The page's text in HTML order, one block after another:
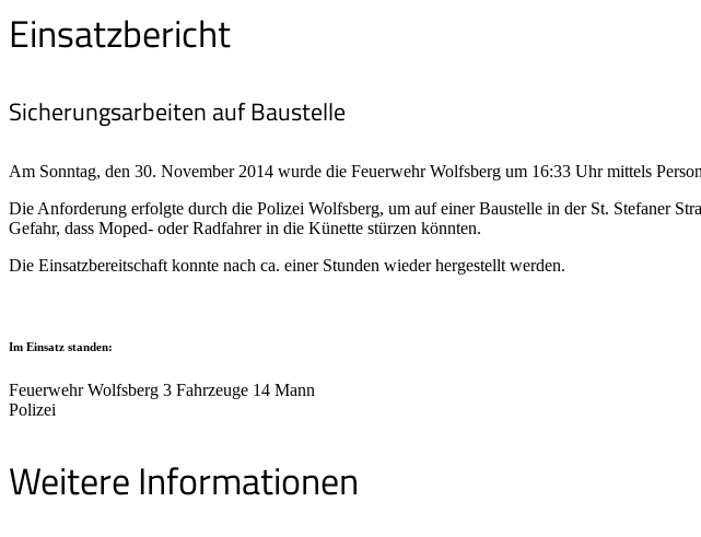
Einsatzbericht
Sicherungsarbeiten auf Baustelle
Am Sonntag, den 30. November 2014 wurde die Feuerwehr Wolfsberg um 16:33 Uhr mittels
Die Anforderung erfolgte durch die Polizei Wolfsberg, um auf einer Baustelle in der St. Stefaner
Gefahr, dass Moped- oder Radfahrer in die Künette stürzen könnten.
Die Einsatzbereitschaft konnte nach ca. einer Stunden wieder hergestellt werden.
Im Einsatz standen:
Feuerwehr Wolfsberg 3 Fahrzeuge 14 Mann
Polizei
Weitere Informationen